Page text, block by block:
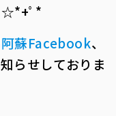
ﾟ*
蘇Facebook、
らせしておりま